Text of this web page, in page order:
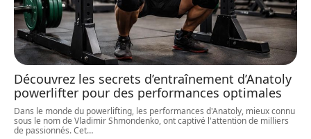
Découvrez les secrets d’entraînement d’Anatoly
powerlifter pour des performances optimales
Dans le monde du powerlifting, les performances d'Anatoly, mieux connu
sous le nom de Vladimir Shmondenko, ont captivé l'attention de milliers
de passionnés. Cet…